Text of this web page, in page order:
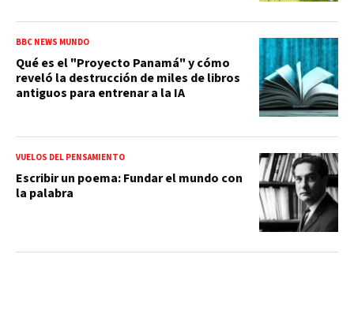
BBC NEWS MUNDO
Qué es el "Proyecto Panamá" y cómo
reveló la destrucción de miles de libros
antiguos para entrenar a la IA
VUELOS DEL PENSAMIENTO
Escribir un poema: Fundar el mundo con
la palabra